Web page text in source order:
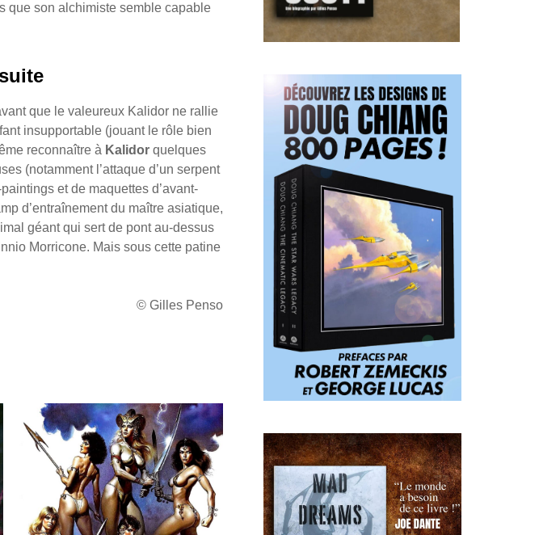
que son alchimiste semble capable
que le valeureux Kalidor ne rallie
insupportable (jouant le rôle bien
reconnaître à Kalidor quelques
(notamment l’attaque d’un serpent
et de maquettes d’avant-
d’entraînement du maître asiatique,
géant qui sert de pont au-dessus
Morricone. Mais sous cette patine
© Gilles Penso